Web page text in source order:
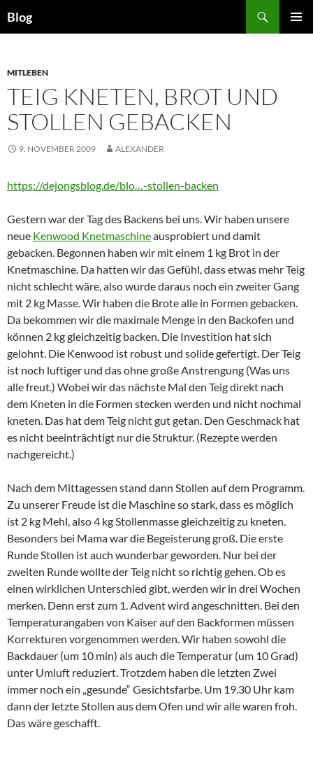
Inhalt
Blog
MITLEBEN
TEIG KNETEN, BROT UND
STOLLEN GEBACKEN
9. NOVEMBER 2009 ALEXANDER
https://dejongsblog.de/blo…-stollen-backen
Gestern war der Tag des Backens bei uns. Wir haben unsere
neue Kenwood Knetmaschineausprobiert und damit
gebacken. Begonnen haben wir mit einem 1 kg Brot in der
Knetmaschine. Da hatten wir das Gefühl, dass etwas mehr Teig
nicht schlecht wäre, also wurde daraus noch ein zweiter Gang
mit 2 kg Masse. Wir haben die Brote alle in Formen gebacken.
Da bekommen wir die maximale Menge in den Backofen und
können 2 kg gleichzeitig backen. Die Investition hat sich
gelohnt. Die Kenwood ist robust und solide gefertigt. Der Teig
ist noch luftiger und das ohne große Anstrengung (Was uns
alle freut.) Wobei wir das nächste Mal den Teig direkt nach
dem Kneten in die Formen stecken werden und nicht nochmal
kneten. Das hat dem Teig nicht gut getan. Den Geschmack hat
es nicht beeinträchtigt nur die Struktur. (Rezepte werden
nachgereicht.)
Nach dem Mittagessen stand dann Stollen auf dem Programm.
Zu unserer Freude ist die Maschine so stark, dass es möglich
ist 2 kg Mehl, also 4 kg Stollenmasse gleichzeitig zu kneten.
Besonders bei Mama war die Begeisterung groß. Die erste
Runde Stollen ist auch wunderbar geworden. Nur bei der
zweiten Runde wollte der Teig nicht so richtig gehen. Ob es
einen wirklichen Unterschied gibt, werden wir in drei Wochen
merken. Denn erst zum 1. Advent wird angeschnitten. Bei den
Temperaturangaben von Kaiser auf den Backformen müssen
Korrekturen vorgenommen werden. Wir haben sowohl die
Backdauer (um 10 min) als auch die Temperatur (um 10 Grad)
unter Umluft reduziert. Trotzdem haben die letzten Zwei
immer noch ein „gesunde“ Gesichtsfarbe. Um 19.30 Uhr kam
dann der letzte Stollen aus dem Ofen und wir alle waren froh.
Das wäre geschafft.